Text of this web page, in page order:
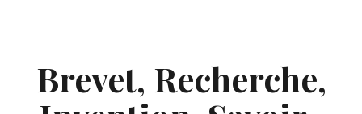
Brevet, Recherche,